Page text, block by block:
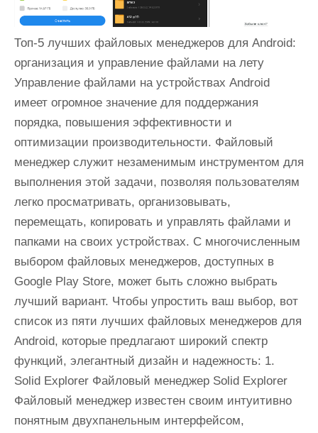
Топ-5 лучших файловых менеджеров для Android:
организация и управление файлами на лету
Управление файлами на устройствах Android
имеет огромное значение для поддержания
порядка, повышения эффективности и
оптимизации производительности. Файловый
менеджер служит незаменимым инструментом для
выполнения этой задачи, позволяя пользователям
легко просматривать, организовывать,
перемещать, копировать и управлять файлами и
папками на своих устройствах. С многочисленным
выбором файловых менеджеров, доступных в
Google Play Store, может быть сложно выбрать
лучший вариант. Чтобы упростить ваш выбор, вот
список из пяти лучших файловых менеджеров для
Android, которые предлагают широкий спектр
функций, элегантный дизайн и надежность: 1.
Solid Explorer Файловый менеджер Solid Explorer
Файловый менеджер известен своим интуитивно
понятным двухпанельным интерфейсом,